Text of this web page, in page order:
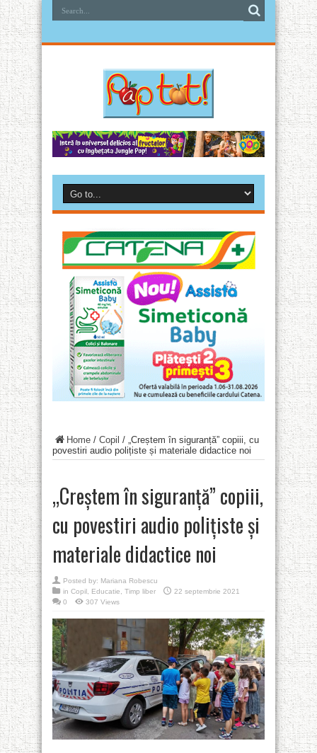
Home / Copil / „Creștem în siguranță” copiii, cu
povestiri audio polițiste și materiale didactice noi
„Creștem în siguranță” copiii,
cu povestiri audio polițiste și
materiale didactice noi
Posted by: Mariana Robescu
in Copil Educatie Timp liber
22 septembrie 2021
0
307 Views